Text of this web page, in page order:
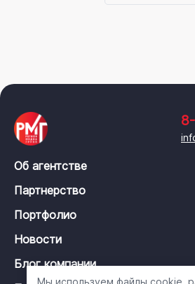
Об агентстве
Партнерство
Портфолио
Новости
Блог компании
Мы используем файлы cookie,